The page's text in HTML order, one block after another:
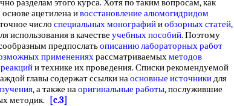
разделам этого курса. Хотя по таким вопросам, как
ацетилена ивосстановление алюмогидридом
число специальных монографийиобзорных статей,
использования в качестве учебных пособий. Поэтому
предпослатьописанию лабораторных работ
примененияхрассматриваемыхметодов
и технике их проведения. Списки рекомендуемой
главы содержат ссылки наосновные источникидля
, а также наоригинальные работы, послужившие
методик.
[c.3]